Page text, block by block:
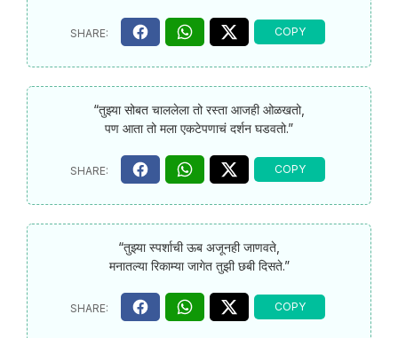
“तुझ्या सोबत चाललेला तो रस्ता आजही ओळखतो,
पण आता तो मला एकटेपणाचं दर्शन घडवतो.”
“तुझ्या स्पर्शाची ऊब अजूनही जाणवते,
मनातल्या रिकाम्या जागेत तुझी छबी दिसते.”